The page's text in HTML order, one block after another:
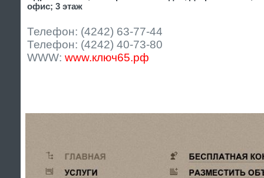
офис; 3 этаж
Телефон: (4242) 63-77-44
Телефон: (4242) 40-73-80
WWW: www.ключ65.рф